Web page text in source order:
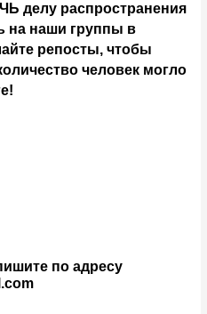
делу распространения
на наши группы в
репосты, чтобы
человек могло
по адресу